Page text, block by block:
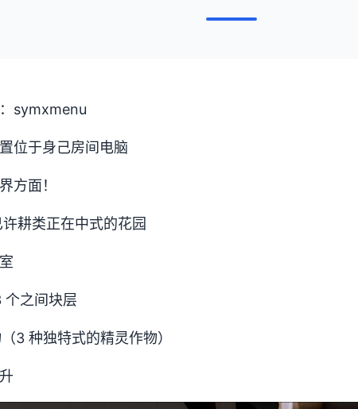
symxmenu
位于身己房间电脑
方面！
耕类正在中式的花园
个之间块层
3 种独特式的精灵作物）